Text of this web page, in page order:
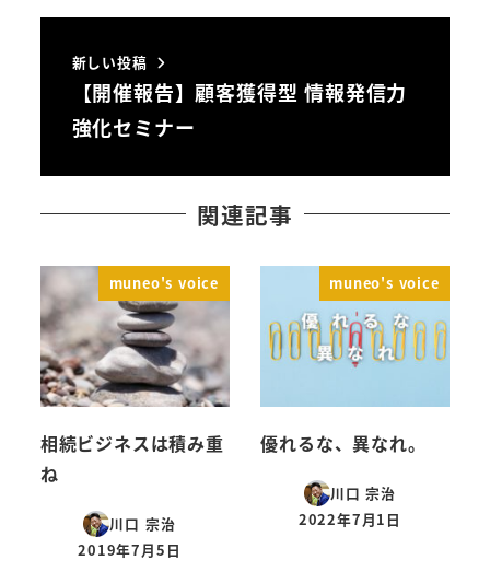
新しい投稿
【開催報告】顧客獲得型 情報発信力
強化セミナー
関連記事
muneo's voice
相続ビジネスは積み重
ね
川口 宗治
投稿日
2019年7月5日
muneo's voice
優れるな、異なれ。
川口 宗治
投稿日
2022年7月1日